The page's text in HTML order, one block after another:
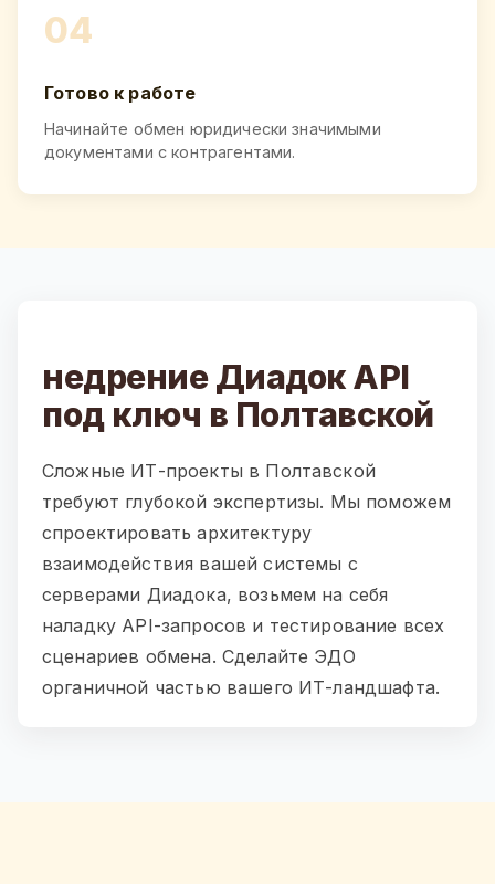
04
Готово к работе
Начинайте обмен юридически значимыми
документами с контрагентами.
недрение Диадок API
под ключ в Полтавской
Сложные ИТ-проекты в Полтавской
требуют глубокой экспертизы. Мы поможем
спроектировать архитектуру
взаимодействия вашей системы с
серверами Диадока, возьмем на себя
наладку API-запросов и тестирование всех
сценариев обмена. Сделайте ЭДО
органичной частью вашего ИТ-ландшафта.